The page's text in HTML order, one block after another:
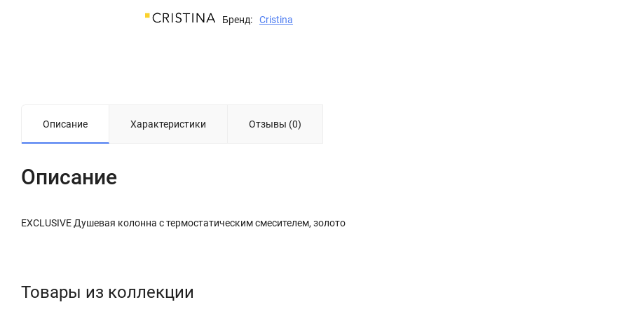
Бренд: Cristina
Описание Характеристики Отзывы (0)
Описание
EXCLUSIVE Душевая колонна с термостатическим смесителем, золото
Товары из коллекции